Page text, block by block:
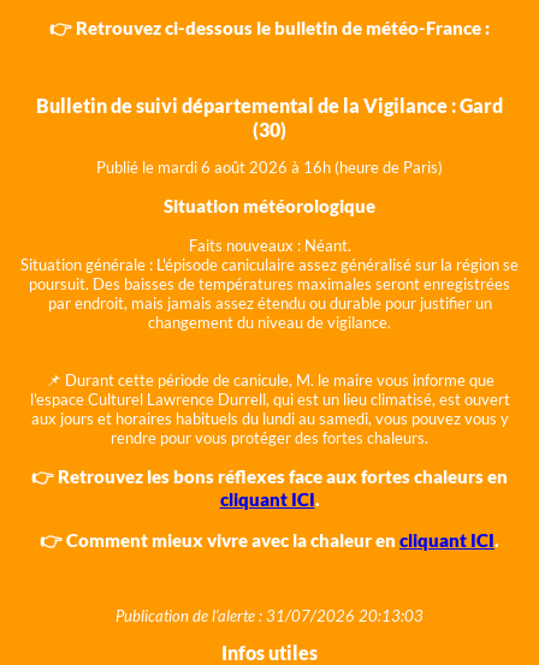
👉 Retrouvez ci-dessous le bulletin de météo-France :
Bulletin de suivi départemental de la Vigilance : Gard
(30)
Publié le mardi 6 août 2026 à 16h (heure de Paris)
Situation météorologique
Faits nouveaux : Néant.
Situation générale : L'épisode caniculaire assez généralisé sur la région se
poursuit. Des baisses de températures maximales seront enregistrées
par endroit, mais jamais assez étendu ou durable pour justifier un
changement du niveau de vigilance.
📌 Durant cette période de canicule, M. le maire vous informe que
l'espace Culturel Lawrence Durrell, qui est un lieu climatisé, est ouvert
aux jours et horaires habituels du lundi au samedi, vous pouvez vous y
rendre pour vous protéger des fortes chaleurs.
👉 Retrouvez les bons réflexes face aux fortes chaleurs en
cliquant ICI.
👉 Comment mieux vivre avec la chaleur en cliquant ICI.
Publication de l'alerte : 31/07/2026 20:13:03
Infos utiles